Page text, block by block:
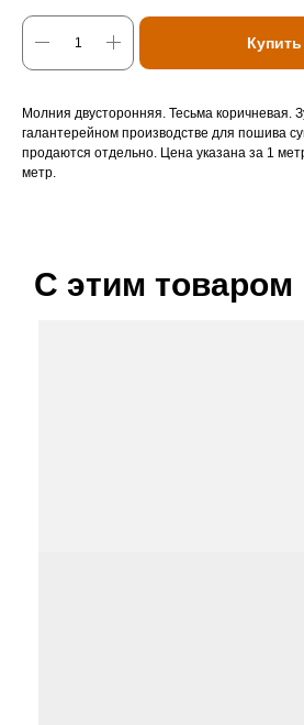
Купить
Молния двусторонняя. Тесьма коричневая.
галантерейном производстве для пошива
продаются отдельно. Цена указана за 1
метр.
С этим товаром